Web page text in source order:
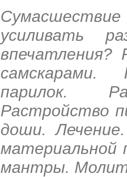
усиливать
впечатления?
самскарами.
парилок.
Растройство
доши.
материальной
мантры.